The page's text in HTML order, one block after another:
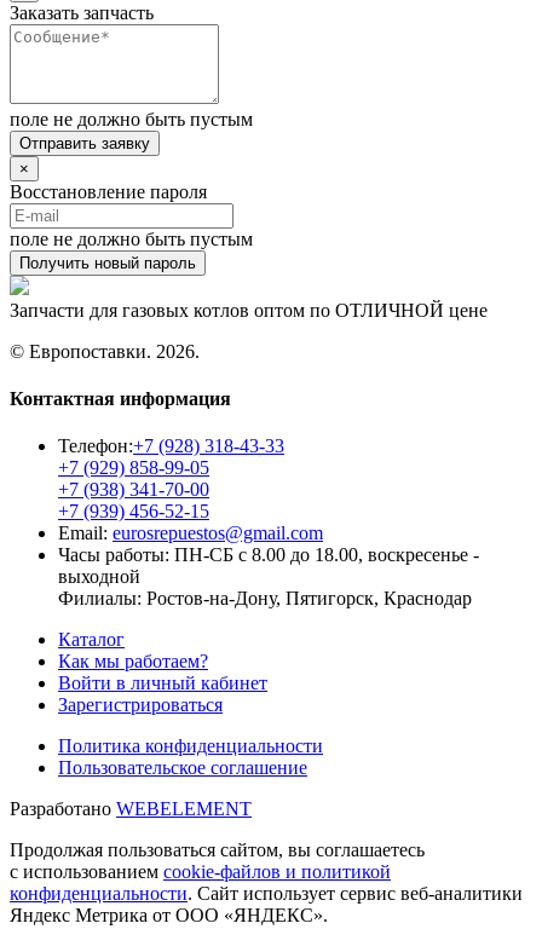
Заказать запчасть
поле не должно быть пустым
Отправить заявку
×
Восстановление пароля
поле не должно быть пустым
Получить новый пароль
Запчасти для газовых котлов оптом по ОТЛИЧНОЙ цене
© Европоставки. 2026.
Контактная информация
Телефон:+7 (928) 318-43-33
+7 (929) 858-99-05
+7 (938) 341-70-00
+7 (939) 456-52-15
Email: eurosrepuestos@gmail.com
Часы работы: ПН-СБ с 8.00 до 18.00, воскресенье -
выходной
Филиалы: Ростов-на-Дону, Пятигорск, Краснодар
Каталог
Как мы работаем?
Войти в личный кабинет
Зарегистрироваться
Политика конфиденциальности
Пользовательское соглашение
Разработано WEBELEMENT
Продолжая пользоваться сайтом, вы соглашаетесь
с использованием cookie-файлов и политикой
конфиденциальности. Сайт использует сервис веб-аналитики
Яндекс Метрика от ООО «ЯНДЕКС».